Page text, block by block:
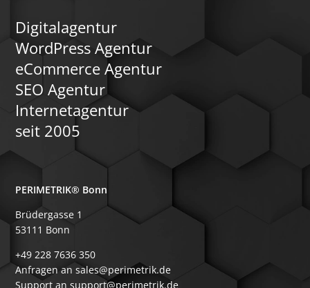
Digitalagentur
WordPress Agentur
eCommerce Agentur
SEO Agentur
Internetagentur
seit 2005
PERIMETRIK® Bonn
Brüdergasse 1
53111 Bonn
+49 228 7636 350
Anfragen an sales@perimetrik.de
Support an support@perimetrik.de